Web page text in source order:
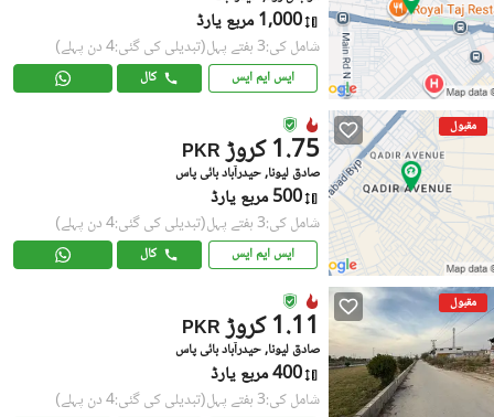
1,000 مربع یارڈ
شامل کی:3 ہفتے پہل (تبدیلی کی گئی:4 دن پہلے)
ایس ایم ایس کال
مقبول
PKR 1.75 کروڑ
صادق لیونا, حیدرآباد بائی پاس
500 مربع یارڈ
شامل کی:3 ہفتے پہل (تبدیلی کی گئی:4 دن پہلے)
ایس ایم ایس کال
مقبول
PKR 1.11 کروڑ
صادق لیونا, حیدرآباد بائی پاس
400 مربع یارڈ
شامل کی:3 ہفتے پہل (تبدیلی کی گئی:4 دن پہلے)